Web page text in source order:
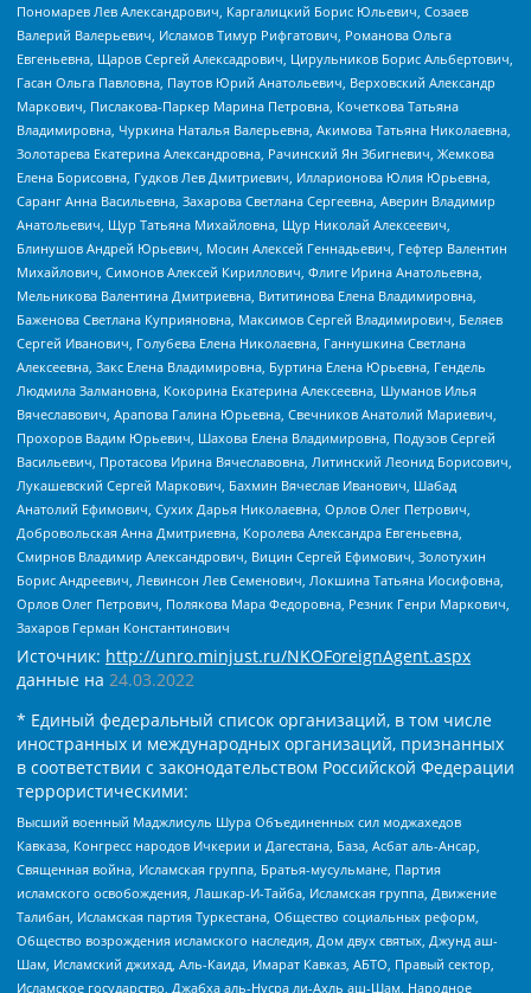
Пономарев Лев Александрович, Каргалицкий Борис Юльевич, Созаев
Валерий Валерьевич, Исламов Тимур Рифгатович, Романова Ольга
Евгеньевна, Щаров Сергей Алексадрович, Цирульников Борис Альбертович,
Гасан Ольга Павловна, Паутов Юрий Анатольевич, Верховский Александр
Маркович, Пислакова-Паркер Марина Петровна, Кочеткова Татьяна
Владимировна, Чуркина Наталья Валерьевна, Акимова Татьяна Николаевна,
Золотарева Екатерина Александровна, Рачинский Ян Збигневич, Жемкова
Елена Борисовна, Гудков Лев Дмитриевич, Илларионова Юлия Юрьевна,
Саранг Анна Васильевна, Захарова Светлана Сергеевна, Аверин Владимир
Анатольевич, Щур Татьяна Михайловна, Щур Николай Алексеевич,
Блинушов Андрей Юрьевич, Мосин Алексей Геннадьевич, Гефтер Валентин
Михайлович, Симонов Алексей Кириллович, Флиге Ирина Анатольевна,
Мельникова Валентина Дмитриевна, Вититинова Елена Владимировна,
Баженова Светлана Куприяновна, Максимов Сергей Владимирович, Беляев
Сергей Иванович, Голубева Елена Николаевна, Ганнушкина Светлана
Алексеевна, Закс Елена Владимировна, Буртина Елена Юрьевна, Гендель
Людмила Залмановна, Кокорина Екатерина Алексеевна, Шуманов Илья
Вячеславович, Арапова Галина Юрьевна, Свечников Анатолий Мариевич,
Прохоров Вадим Юрьевич, Шахова Елена Владимировна, Подузов Сергей
Васильевич, Протасова Ирина Вячеславовна, Литинский Леонид Борисович,
Лукашевский Сергей Маркович, Бахмин Вячеслав Иванович, Шабад
Анатолий Ефимович, Сухих Дарья Николаевна, Орлов Олег Петрович,
Добровольская Анна Дмитриевна, Королева Александра Евгеньевна,
Смирнов Владимир Александрович, Вицин Сергей Ефимович, Золотухин
Борис Андреевич, Левинсон Лев Семенович, Локшина Татьяна Иосифовна,
Орлов Олег Петрович, Полякова Мара Федоровна, Резник Генри Маркович,
Захаров Герман Константинович
Источник: http://unro.minjust.ru/NKOForeignAgent.aspx
данные на 24.03.2022
* Единый федеральный список организаций, в том числе
иностранных и международных организаций, признанных
в соответствии с законодательством Российской Федерации
террористическими:
Высший военный Маджлисуль Шура Объединенных сил моджахедов
Кавказа, Конгресс народов Ичкерии и Дагестана, База, Асбат аль-Ансар,
Священная война, Исламская группа, Братья-мусульмане, Партия
исламского освобождения, Лашкар-И-Тайба, Исламская группа, Движение
Талибан, Исламская партия Туркестана, Общество социальных реформ,
Общество возрождения исламского наследия, Дом двух святых, Джунд аш-
Шам, Исламский джихад, Аль-Каида, Имарат Кавказ, АБТО, Правый сектор,
Исламское государство, Джабха аль-Нусра ли-Ахль аш-Шам, Народное